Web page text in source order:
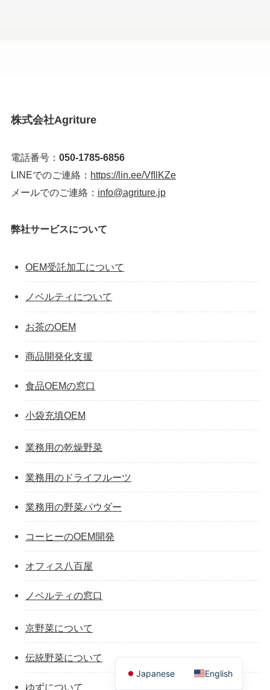
株式会社Agriture
電話番号： 050-1785-6856
LINEでのご連絡： https://lin.ee/VfIlKZe
メールでのご連絡： info@agriture.jp
弊社サービスについて
OEM受託加工について
ノベルティについて
お茶のOEM
商品開発化支援
食品OEMの窓口
小袋充填OEM
業務用の乾燥野菜
業務用のドライフルーツ
業務用の野菜パウダー
コーヒーのOEM開発
オフィス八百屋
ノベルティの窓口
京野菜について
伝統野菜について
ゆずについて
Japanese English